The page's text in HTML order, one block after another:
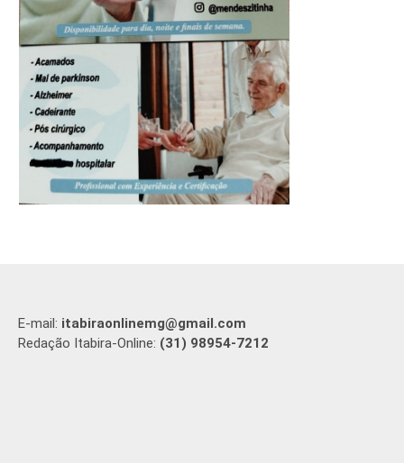
E-mail: itabiraonlinemg@gmail.com
Redação Itabira-Online: (31) 98954-7212